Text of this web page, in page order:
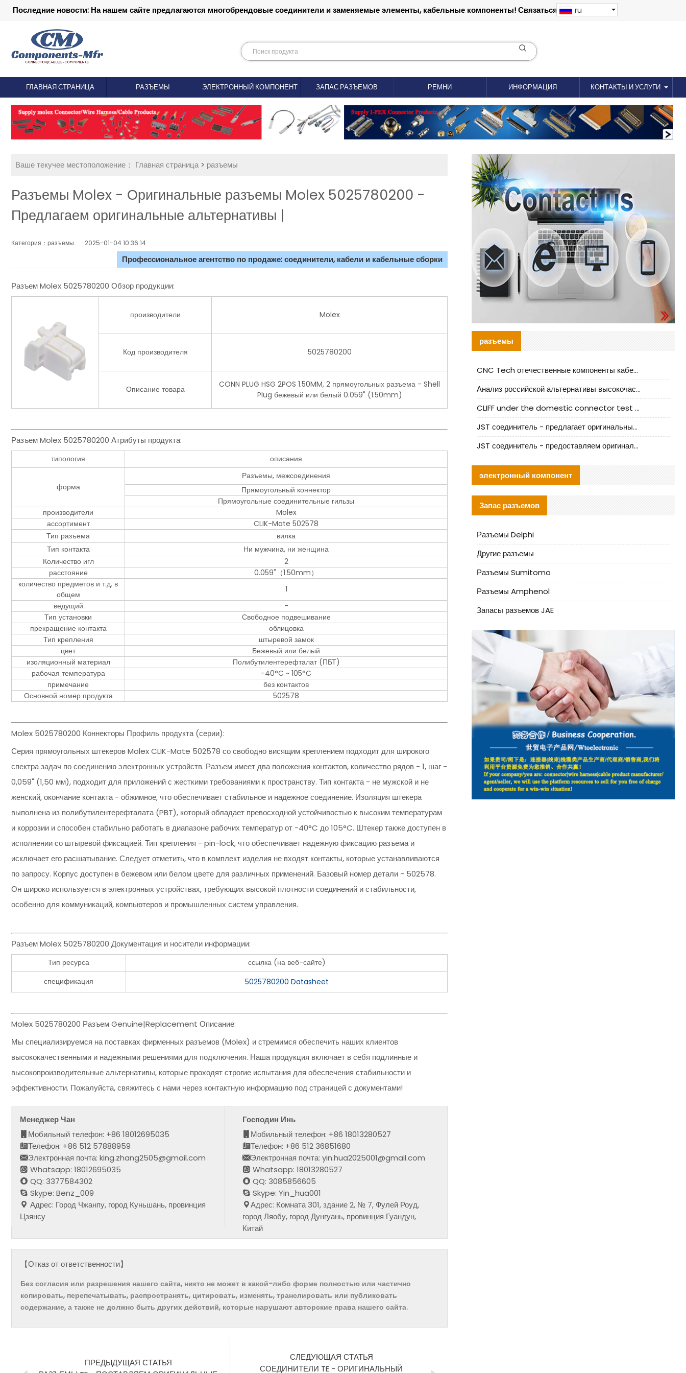
Последние новости: На нашем сайте предлагаются многобрендовые соединители и заменяемые элементы, кабельные компоненты! Связаться: 18012695035
ru
ГЛАВНАЯ СТРАНИЦА РАЗЪЕМЫ ЭЛЕКТРОННЫЙ КОМПОНЕНТ ЗАПАС РАЗЪЕМОВ РЕМНИ ИНФОРМАЦИЯ КОНТАКТЫ И УСЛУГИ
Ваше текучее местоположение： Главная страница> разъемы
Разъемы Molex - Оригинальные разъемы Molex 5025780200 -
Предлагаем оригинальные альтернативы |
Категория：разъемы 2025-01-04 10:36:14
Профессиональное агентство по продаже: соединители, кабели и кабельные сборки
Разъем Molex 5025780200 Обзор продукции:
производители Molex
Код производителя 5025780200
Описание товара
CONN PLUG HSG 2POS 1.50MM, 2 прямоугольных разъема - Shell
Plug бежевый или белый 0.059" (1.50mm)
Разъем Molex 5025780200 Атрибуты продукта:
типология описания
форма
Разъемы, межсоединения
Прямоугольный коннектор
Прямоугольные соединительные гильзы
производители
Molex
ассортимент
CLIK-Mate 502578
Тип разъема
вилка
Тип контакта
Ни мужчина, ни женщина
Количество игл
2
расстояние
0.059"（1.50mm）
количество предметов и т.д. в
общем
1
ведущий
-
Тип установки
Свободное подвешивание
прекращение контакта
облицовка
Тип крепления
штыревой замок
цвет
Бежевый или белый
изоляционный материал
Полибутилентерефталат (ПБТ)
рабочая температура
-40°C ~ 105°C
примечание
без контактов
Основной номер продукта
502578
Molex 5025780200 Коннекторы Профиль продукта (серии):
Серия прямоугольных штекеров Molex CLIK-Mate 502578 со свободно висящим креплением подходит для широкого
спектра задач по соединению электронных устройств. Разъем имеет два положения контактов, количество рядов - 1, шаг -
0,059" (1,50 мм), подходит для приложений с жесткими требованиями к пространству. Тип контакта - не мужской и не
женский, окончание контакта - обжимное, что обеспечивает стабильное и надежное соединение. Изоляция штекера
выполнена из полибутилентерефталата (PBT), который обладает превосходной устойчивостью к высоким температурам
и коррозии и способен стабильно работать в диапазоне рабочих температур от -40°C до 105°C. Штекер также доступен в
исполнении со штыревой фиксацией. Тип крепления - pin-lock, что обеспечивает надежную фиксацию разъема и
исключает его расшатывание. Следует отметить, что в комплект изделия не входят контакты, которые устанавливаются
по запросу. Корпус доступен в бежевом или белом цвете для различных применений. Базовый номер детали - 502578.
Он широко используется в электронных устройствах, требующих высокой плотности соединений и стабильности,
особенно для коммуникаций, компьютеров и промышленных систем управления.
Разъем Molex 5025780200 Документация и носители информации:
Тип ресурса
ссылка (на веб-сайте)
спецификация
5025780200 Datasheet
Molex 5025780200 Разъем Genuine|Replacement Описание:
Мы специализируемся на поставках фирменных разъемов (Molex) и стремимся обеспечить наших клиентов
высококачественными и надежными решениями для подключения. Наша продукция включает в себя подлинные и
высокопроизводительные альтернативы, которые проходят строгие испытания для обеспечения стабильности и
эффективности. Пожалуйста, свяжитесь с нами через контактную информацию под страницей с документами!
Менеджер Чан
Мобильный телефон: +86 18012695035
Телефон: +86 512 57888959
Электронная почта: king.zhang2505@gmail.com
Whatsapp: 18012695035
QQ: 3377584302
Skype: Benz_009
Адрес: Город Чжанпу, город Куньшань, провинция
Цзянсу
Господин Инь
Мобильный телефон: +86 18013280527
Телефон: +86 512 36851680
Электронная почта: yin.hua2025001@gmail.com
Whatsapp: 18013280527
QQ: 3085856605
Skype: Yin_hua001
Адрес: Комната 301, здание 2, № 7, Фулей Роуд,
город Ляобу, город Дунгуань, провинция Гуандун,
Китай
【Отказ от ответственности】
Без согласия или разрешения нашего сайта, никто не может в какой-либо форме полностью или частично
копировать, перепечатывать, распространять, цитировать, изменять, транслировать или публиковать
содержание, а также не должно быть других действий, которые нарушают авторские права нашего сайта.
ПРЕДЫДУЩАЯ СТАТЬЯ
СЛЕДУЮЩАЯ СТАТЬЯ
СОЕДИНИТЕЛИ TE - ОРИГИНАЛЬНЫЙ
разъемы
CNC Tech отечественные компоненты кабельной арматуры оценка и руководство по производственному внедрению
Анализ российской альтернативы высокочастотных кабельных колодцев I-PEX
CLIFF under the domestic connector test standard update
JST соединитель - предлагает оригинальные и заменяющие JST NSHR-02V-S соединители
JST соединитель - предоставляем оригинальные JST GHR-09V-S соединители и их аналоги
электронный компонент
Запас разъемов
Разъемы Delphi
Другие разъемы
Разъемы Sumitomo
Разъемы Amphenol
Запасы разъемов JAE